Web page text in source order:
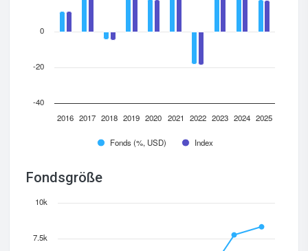
Fonds (%, USD) Index
2016 2017 2018 2019 2020 2021 2022 2023 2024 2025
-40
-20
0
Fondsgröße
7.5k
10k